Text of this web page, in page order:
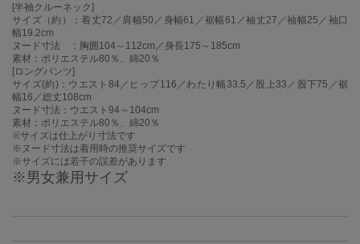
[半袖クルーネック]
サイズ（約）：着丈72／肩幅50／身幅61／裾幅61／袖丈27／袖幅25／袖口
幅19.2cm
ヌード寸法 ：胸囲104～112cm／身長175～185cm
素材：ポリエステル80％、綿20％
[ロングパンツ]
サイズ(約)：ウエスト84／ヒップ116／わたり幅33.5／股上33／股下75／裾
幅16／総丈108cm
ヌード寸法：ウエスト94～104cm
素材：ポリエステル80％、綿20％
※サイズは仕上がり寸法です
※ヌード寸法は着用時の推奨サイズです
※サイズには若干の誤差があります
※男女兼用サイズ